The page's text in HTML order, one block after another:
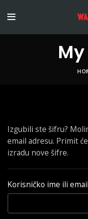
Izgubili ste šifru?
email adresu. Primit
izradu nove šifre.
Korisničko ime ili email